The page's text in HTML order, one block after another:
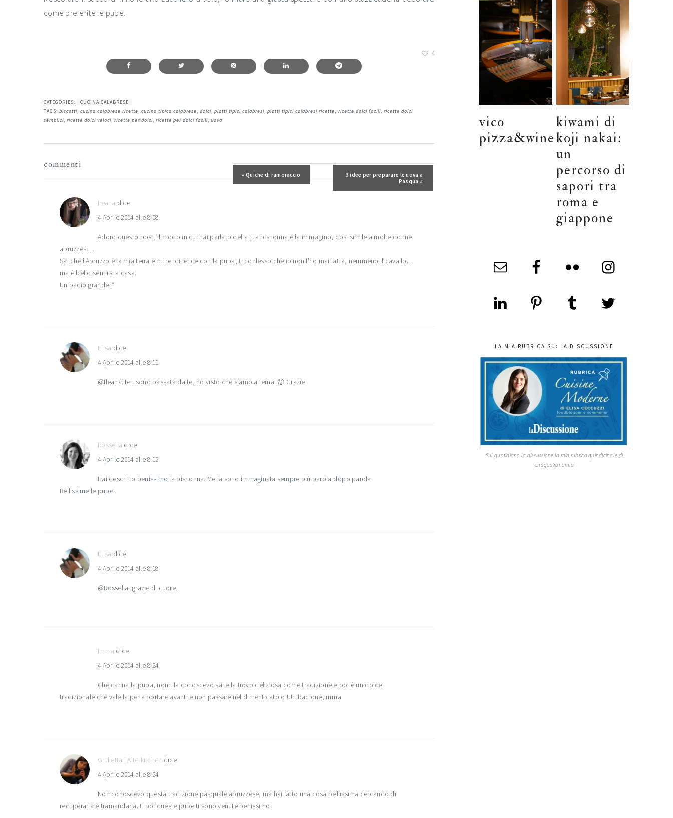
come preferite le pupe.
4
CATEGORIES:
CUCINA CALABRESE
TAGS: biscotti, cucina calabrese ricette, cucina tipica calabrese, dolci, piatti tipici calabresi, piatti tipici calabresi ricette, ricette dolci facili, ricette dolci
semplici, ricette dolci veloci, ricette per dolci, ricette per dolci facili, uova
Post precedente:
« Quiche di ramoraccio Post successivo:
3 idee per preparare le uova a
Pasqua »
del
commenti
Ileana dice
4 Aprile 2014 alle 8:08
Adoro questo post, il modo in cui hai parlato della tua bisnonna e la immagino, così simile a molte donne
abruzzesi…
Sai che l’Abruzzo è la mia terra e mi rendi felice con la pupa, ti confesso che io non l’ho mai fatta, nemmeno il cavallo..
ma è bello sentirsi a casa.
Un bacio grande :*
Elisa dice
4 Aprile 2014 alle 8:11
@Ileana: Ieri sono passata da te, ho visto che siamo a tema! 🙂 Grazie
Rossella dice
4 Aprile 2014 alle 8:15
Hai descritto benissimo la bisnonna. Me la sono immaginata sempre più parola dopo parola.
Bellissime le pupe!
Elisa dice
4 Aprile 2014 alle 8:18
@Rossella: grazie di cuore.
Imma dice
4 Aprile 2014 alle 8:24
Che carina la pupa, nonn la conoscevo sai e la trovo deliziosa come tradizione e poi è un dolce
tradizionale che vale la pena portare avanti e non passare nel dimenticatoio!!Un bacione,Imma
Giulietta | Alterkitchen dice
4 Aprile 2014 alle 8:54
Non conoscevo questa tradizione pasquale abruzzese, ma hai fatto una cosa bellissima cercando di
recuperarla e tramandarla. E poi queste pupe ti sono venute benissimo!
vico
pizza&wine
kiwami di
koji nakai:
un
percorso di
sapori tra
roma e
giappone
LA MIA RUBRICA SU: LA DISCUSSIONE
Sul quotidiano la discussione la mia rubrica quindicinale di
enogastronomia